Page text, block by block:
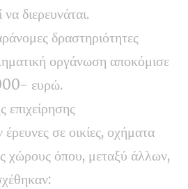
διερευνάται.
δραστηριότητες
οργάνωση αποκόμισε
ευρώ.
επιχείρησης
σε οικίες, οχήματα
χώρους όπου, μεταξύ άλλων,